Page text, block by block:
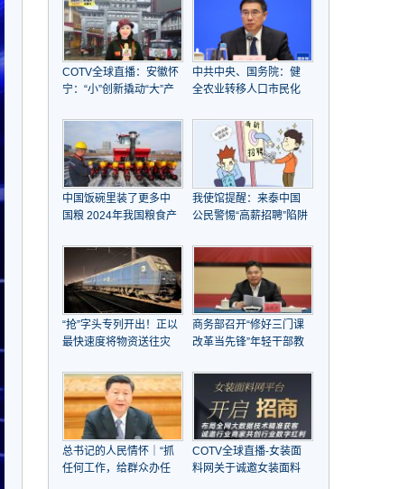
COTV全球直播：安徽怀
宁：“小”创新撬动“大”产
中共中央、国务院：健
全农业转移人口市民化
地参保户籍限制
中国饭碗里装了更多中
国粮 2024年我国粮食产
我使馆提醒：来泰中国
公民警惕“高薪招聘”陷阱
“抢”字头专列开出！正以
最快速度将物资送往灾
商务部召开“修好三门课
改革当先锋”年轻干部教
总书记的人民情怀｜“抓
任何工作，给群众办任
COTV全球直播-女装面
料网关于诚邀女装面料